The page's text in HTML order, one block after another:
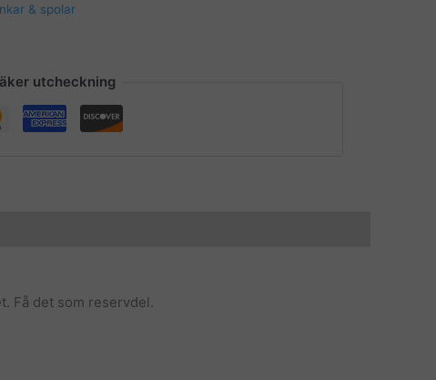
& spolar
utcheckning
Få det som reservdel.